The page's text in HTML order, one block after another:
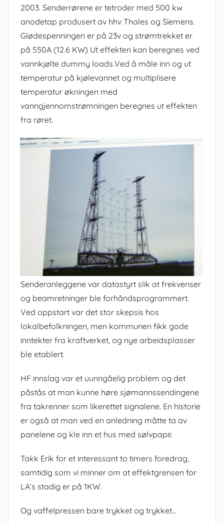
2003. Senderrørene er tetroder med 500 kw
anodetap produsert av hhv Thales og Siemens.
Glødespenningen er på 23v og strømtrekket er
på 550A (12.6 KW) Ut effekten kan beregnes ved
vannkjølte dummy loads.Ved å måle inn og ut
temperatur på kjølevannet og multiplisere
temperatur økningen med
vanngjennomstrømningen beregnes ut effekten
fra røret.
Senderanleggene var datastyrt slik at frekvenser
og beamretninger ble forhåndsprogrammert.
Ved oppstart var det stor skepsis hos
lokalbefolkningen, men kommunen fikk gode
inntekter fra kraftverket, og nye arbeidsplasser
ble etablert.
HF innslag var et uunngåelig problem og det
påstås at man kunne høre sjømannssendingene
fra takrenner som likerettet signalene. En historie
er også at man ved en anledning måtte ta av
panelene og kle inn et hus med sølvpapir.
Takk Erik for et interessant to timers foredrag,
samtidig som vi minner om at effektgrensen for
LA’s stadig er på 1KW.
Og vaffelpressen bare trykket og trykket…